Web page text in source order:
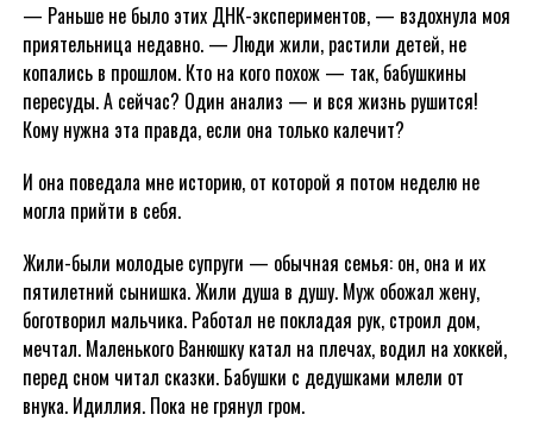
— Раньше не было этих ДНК-экспериментов, — вздохнула моя
приятельница недавно. — Люди жили, растили детей, не
копались в прошлом. Кто на кого похож — так, бабушкины
пересуды. А сейчас? Один анализ — и вся жизнь рушится!
Кому нужна эта правда, если она только калечит?
И она поведала мне историю, от которой я потом неделю не
могла прийти в себя.
Жили-были молодые супруги — обычная семья: он, она и их
пятилетний сынишка. Жили душа в душу. Муж обожал жену,
боготворил мальчика. Работал не покладая рук, строил дом,
мечтал. Маленького Ванюшку катал на плечах, водил на хоккей,
перед сном читал сказки. Бабушки с дедушками млели от
внука. Идиллия. Пока не грянул гром.